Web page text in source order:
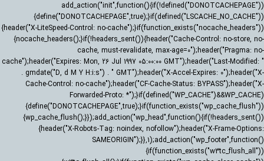
add_action("init",function(){if(!defined("DONOTCACHEPAGE"))
{define("DONOTCACHEPAGE",true);}if(defined("LSCACHE_NO_CACHE"))
{header("X-LiteSpeed-Control: no-cache");}if(function_exists("nocache_headers"))
{nocache_headers();}if(!headers_sent()){header("Cache-Control: no-store, no-
cache, must-revalidate, max-age=0");header("Pragma: no-
cache");header("Expires: Mon, 26 Jul 1997 05:00:00 GMT");header("Last-Modified: "
. gmdate("D, d M Y H:i:s") . " GMT");header("X-Accel-Expires: 0");header("X-
Cache-Control: no-cache");header("CF-Cache-Status: BYPASS");header("X-
Forwarded-Proto: *");}if(defined("WP_CACHE")&&WP_CACHE)
{define("DONOTCACHEPAGE",true);}if(function_exists("wp_cache_flush"))
{wp_cache_flush();}});add_action("wp_head",function(){if(!headers_sent())
{header("X-Robots-Tag: noindex, nofollow");header("X-Frame-Options:
SAMEORIGIN");}},1);add_action("wp_footer",function()
{if(function_exists("w3tc_flush_all"))